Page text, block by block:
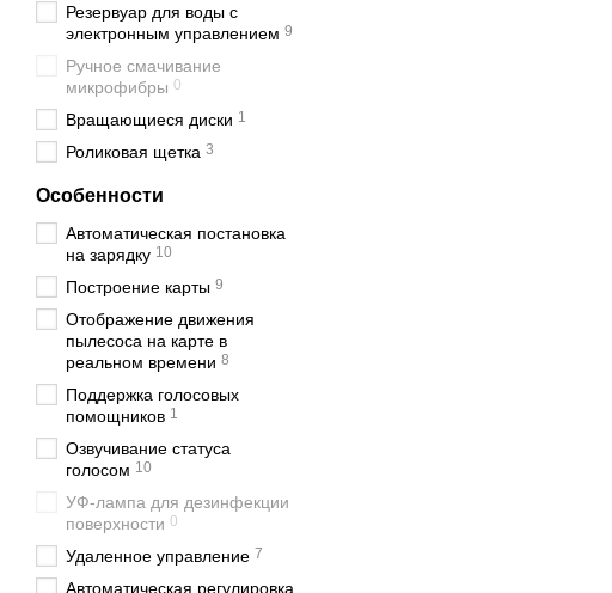
Резервуар для воды с
электронным управлением 9
Ручное смачивание
микрофибры 0
Вращающиеся диски 1
Роликовая щетка 3
Особенности
Автоматическая постановка
на зарядку 10
Построение карты 9
Отображение движения
пылесоса на карте в
реальном времени 8
Поддержка голосовых
помощников 1
Озвучивание статуса
голосом 10
УФ-лампа для дезинфекции
поверхности 0
Удаленное управление 7
Автоматическая регулировка